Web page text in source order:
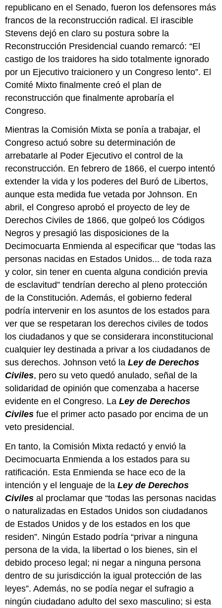
republicano en el Senado, fueron los defensores más
francos de la reconstrucción radical. El irascible
Stevens dejó en claro su postura sobre la
Reconstrucción Presidencial cuando remarcó: “El
castigo de los traidores ha sido totalmente ignorado
por un Ejecutivo traicionero y un Congreso lento”. El
Comité Mixto finalmente creó el plan de
reconstrucción que finalmente aprobaría el
Congreso.
Mientras la Comisión Mixta se ponía a trabajar, el
Congreso actuó sobre su determinación de
arrebatarle al Poder Ejecutivo el control de la
reconstrucción. En febrero de 1866, el cuerpo intentó
extender la vida y los poderes del Buró de Libertos,
aunque esta medida fue vetada por Johnson. En
abril, el Congreso aprobó el proyecto de ley de
Derechos Civiles de 1866, que golpeó los Códigos
Negros y presagió las disposiciones de la
Decimocuarta Enmienda al especificar que “todas las
personas nacidas en Estados Unidos... de toda raza
y color, sin tener en cuenta alguna condición previa
de esclavitud” tendrían derecho al pleno protección
de la Constitución. Además, el gobierno federal
podría intervenir en los asuntos de los estados para
ver que se respetaran los derechos civiles de todos
los ciudadanos y que se considerara inconstitucional
cualquier ley destinada a privar a los ciudadanos de
sus derechos. Johnson vetó laLey de Derechos
Civiles, pero su veto quedó anulado, señal de la
solidaridad de opinión que comenzaba a hacerse
evidente en el Congreso. LaLey de Derechos
Civiles fue el primer acto pasado por encima de un
veto presidencial.
En tanto, la Comisión Mixta redactó y envió la
Decimocuarta Enmienda a los estados para su
ratificación. Esta Enmienda se hace eco de la
intención y el lenguaje de laLey de Derechos
Civiles al proclamar que “todas las personas nacidas
o naturalizadas en Estados Unidos son ciudadanos
de Estados Unidos y de los estados en los que
residen”. Ningún Estado podría “privar a ninguna
persona de la vida, la libertad o los bienes, sin el
debido proceso legal; ni negar a ninguna persona
dentro de su jurisdicción la igual protección de las
leyes”. Además, no se podía negar el sufragio a
ningún ciudadano adulto del sexo masculino; si esta